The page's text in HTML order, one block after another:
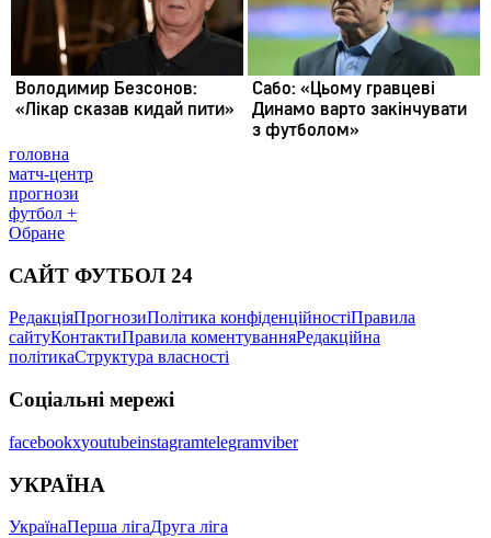
головна
матч-центр
прогнози
футбол +
Обране
САЙТ ФУТБОЛ 24
РедакціяПрогнозиПолітика конфіденційностіПравила
сайтуКонтактиПравила коментуванняРедакційна
політикаСтруктура власності
Соціальні мережі
facebookxyoutubeinstagramtelegramviber
УКРАЇНА
УкраїнаПерша лігаДруга ліга